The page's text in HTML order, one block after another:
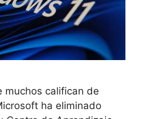
muchos califican de
ha eliminado